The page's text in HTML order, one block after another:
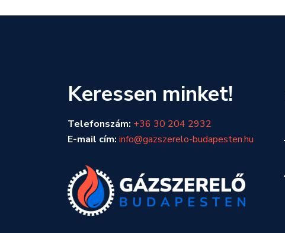
Keressen minket!
Telefonszám: +36 30 204 2932
E-mail cím: info@gazszerelo-budapesten.hu